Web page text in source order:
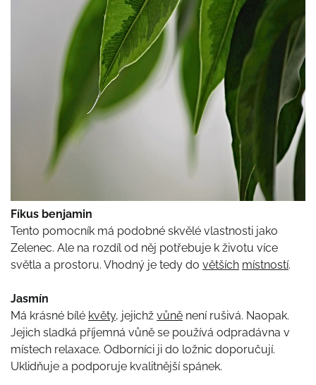
Fíkus benjamin
Tento pomocník má podobné skvělé vlastnosti jako
Zelenec. Ale na rozdíl od něj potřebuje k životu více
světla a prostoru. Vhodný je tedy do větších místností.
Jasmín
Má krásné bílé květy, jejichž vůně není rušivá. Naopak.
Jejich sladká příjemná vůně se používá odpradávna v
místech relaxace. Odborníci ji do ložnic doporučují.
Uklidňuje a podporuje kvalitnější spánek.